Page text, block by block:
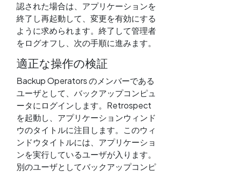
認された場合は、アプリケーションを
終了し再起動して、変更を有効にする
ように求められます。終了して管理者
をログオフし、次の手順に進みます。
適正な操作の検証
Backup Operators のメンバーである
ユーザとして、バックアップコンピュ
ータにログインします。Retrospect
を起動し、アプリケーションウィンド
ウのタイトルに注目します。このウィ
ンドウタイトルには、アプリケーショ
ンを実行しているユーザが入ります。
別のユーザとしてバックアップコンピ